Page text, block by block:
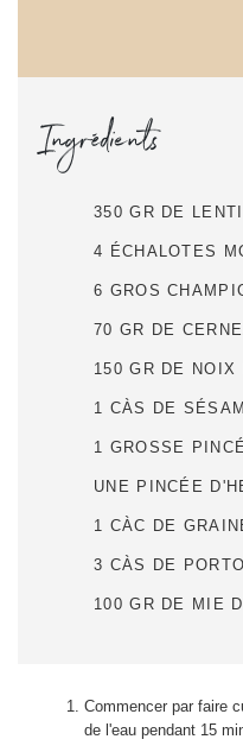
Ingrédients
350 GR DE
4 ÉCHALOTES
6 GROS
70 GR DE
150 GR DE NOIX
1 CÀS DE
1 GROSSE
UNE PINCÉE
1 CÀC DE
3 CÀS DE PORTO
100 GR DE MIE
Commencer par faire
de l'eau pendant 15